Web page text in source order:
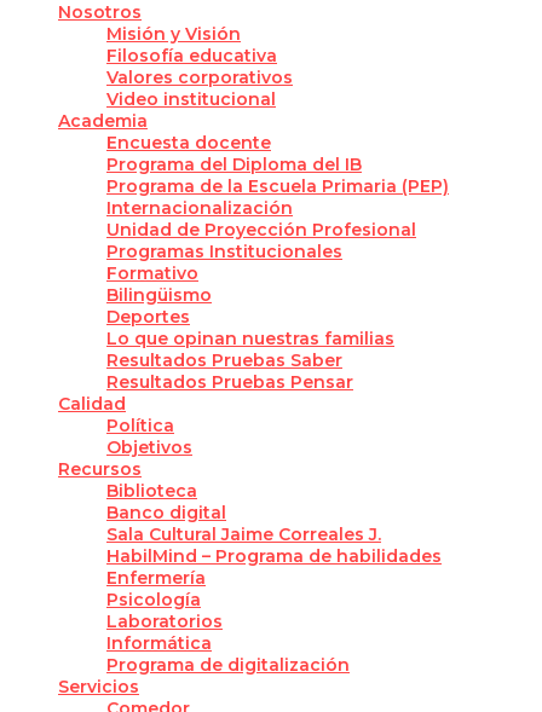
Nosotros
Misión y Visión
Filosofía educativa
Valores corporativos
Video institucional
Academia
Encuesta docente
Programa del Diploma del IB
Programa de la Escuela Primaria (PEP)
Internacionalización
Unidad de Proyección Profesional
Programas Institucionales
Formativo
Bilingüismo
Deportes
Lo que opinan nuestras familias
Resultados Pruebas Saber
Resultados Pruebas Pensar
Calidad
Política
Objetivos
Recursos
Biblioteca
Banco digital
Sala Cultural Jaime Correales J.
HabilMind – Programa de habilidades
Enfermería
Psicología
Laboratorios
Informática
Programa de digitalización
Servicios